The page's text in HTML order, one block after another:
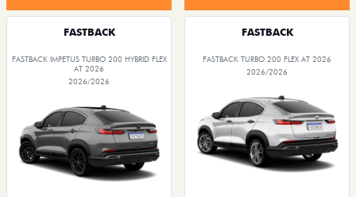
FASTBACK
FASTBACK IMPETUS TURBO 200 HYBRID FLEX
AT 2026
2026/2026
FASTBACK
FASTBACK TURBO 200 FLEX AT 2026
2026/2026